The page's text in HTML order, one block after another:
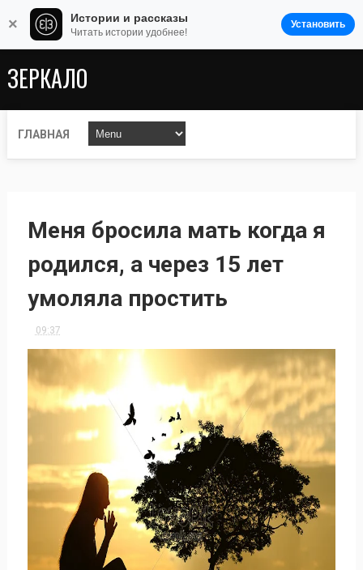
ЗЕРКАЛО
ГЛАВНАЯ
Меня бросила мать когда я
родился, а через 15 лет
умоляла простить
09:37
× Истории и рассказы
Читать истории удобнее!
Установить